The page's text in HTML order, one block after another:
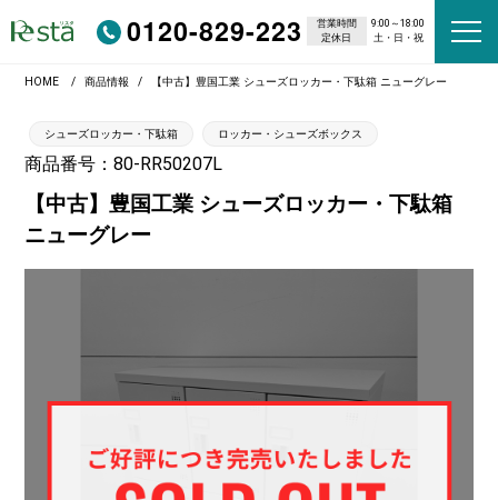
0120-829-223 営業時間
9:00～18:00
定休日
土・日・祝
HOME 商品情報 【中古】豊国工業 シューズロッカー・下駄箱 ニューグレー
シューズロッカー・下駄箱 ロッカー・シューズボックス
商品番号：80-RR50207L
【中古】豊国工業 シューズロッカー・下駄箱
ニューグレー